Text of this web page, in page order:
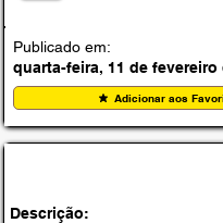
Publicado em:
quarta-feira, 11 de fevereiro
Adicionar aos
Descrição: